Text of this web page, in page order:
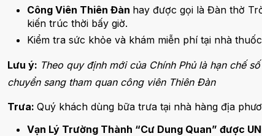
Công Viên Thiên Đàn hay được gọi là Đàn thờ
kiến trúc thời bấy giờ.
Kiểm tra sức khỏe và khám miễn phí tại nhà
Lưu ý: Theo quy định mới của Chính Phủ là hạn chế
chuyển sang tham quan công viên Thiên Đàn
Trưa: Quý khách dùng bữa trưa tại nhà hàng địa
Vạn Lý Trường Thành “Cư Dung Quan” được